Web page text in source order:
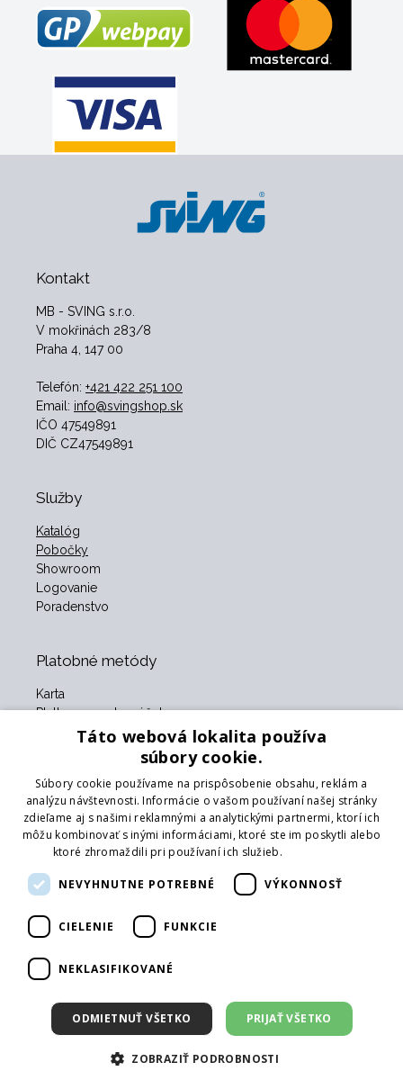
Kontakt
MB - SVING s.r.o.
V mokřinách 283/8
Praha 4, 147 00
Telefón: +421 422 251 100
Email: info@svingshop.sk
IČO 47549891
DIČ CZ47549891
Služby
Katalóg
Pobočky
Showroom
Logovanie
Poradenstvo
Platobné metódy
Karta
Platba vopred na účet
platenie v hotovosti
Pobočky
Centrálny sklad
Púchov
O nás
Kontakt
Obchodné podmienky
GDPR
Naši partneri
Formulár na vrátenie tovaru
Vrátenie tovaru
Táto webová lokalita používa
súbory cookie.
Súbory cookie používame na prispôsobenie obsahu, reklám a
analýzu návštevnosti. Informácie o vašom používaní našej stránky
zdieľame aj s našimi reklamnými a analytickými partnermi, ktorí ich
môžu kombinovať s inými informáciami, ktoré ste im poskytli alebo
ktoré zhromaždili pri používaní ich služieb.
NEVYHNUTNE POTREBNÉ VÝKONNOSŤ
CIELENIE FUNKCIE
NEKLASIFIKOVANÉ
PRIJAŤ VŠETKO
ODMIETNUŤ VŠETKO
ZOBRAZIŤ PODROBNOSTI